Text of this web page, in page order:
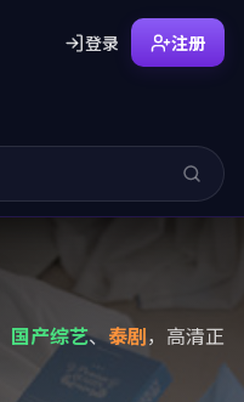
登录 注册
国产综艺、泰剧，高清正